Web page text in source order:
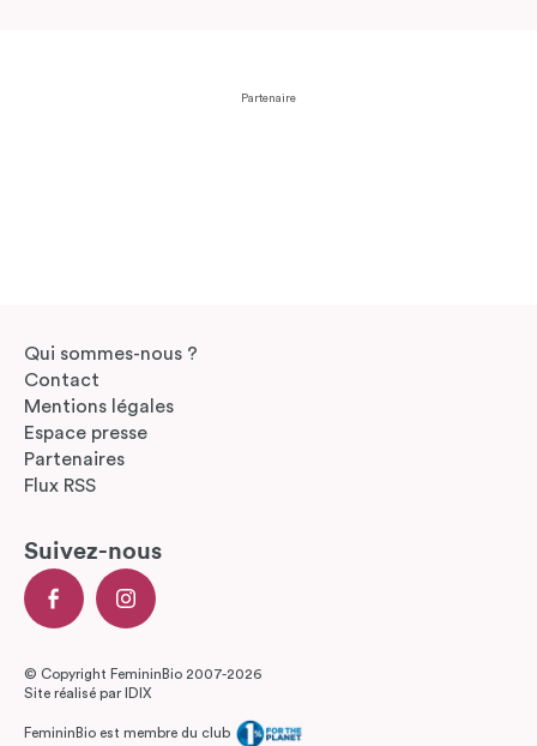
Partenaire
Qui sommes-nous ?
Contact
Mentions légales
Espace presse
Partenaires
Flux RSS
Suivez-nous
© Copyright FemininBio 2007-2026
Site réalisé par
IDIX
FemininBio est membre du club